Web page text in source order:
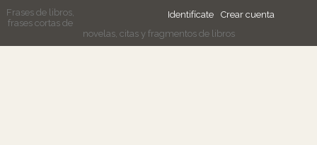
Identifícate Crear cuenta
Frases de libros,
frases cortas de
novelas, citas y fragmentos de libros